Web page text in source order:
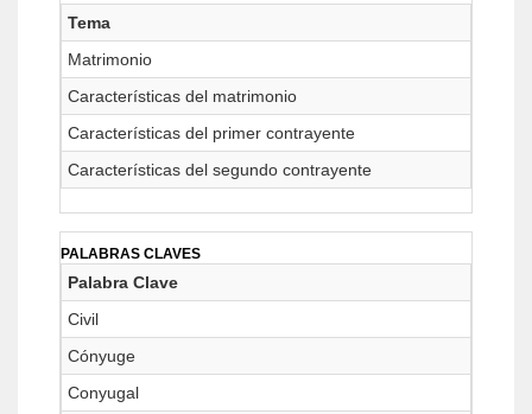
Tema
Matrimonio
Características del matrimonio
Características del primer contrayente
Características del segundo contrayente
PALABRAS CLAVES
Palabra Clave
Civil
Cónyuge
Conyugal